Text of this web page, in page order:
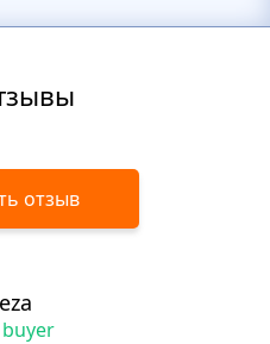
отзыв